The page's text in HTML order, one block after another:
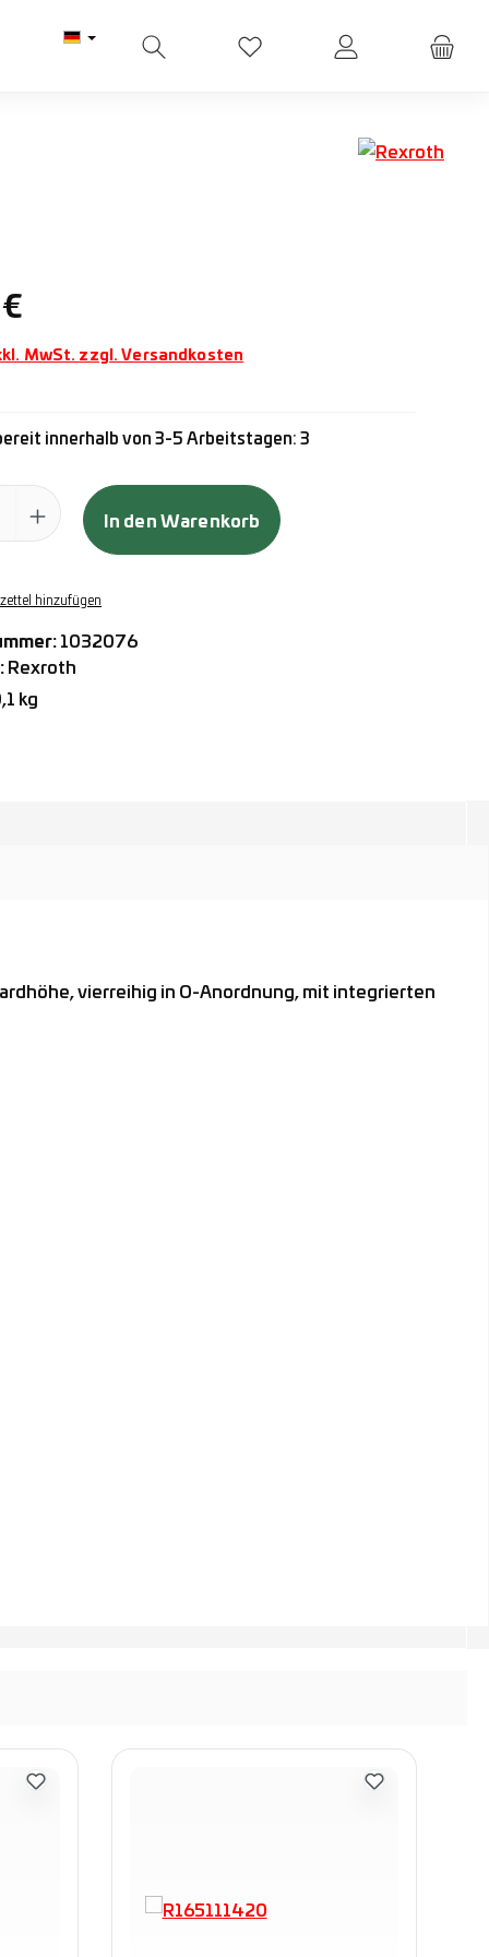
Du hast 0 Produkte auf dem
MwSt. zzgl. Versandkosten
innerhalb von 3-5 Arbeitstagen: 3
Gib den gewünschten Wert ein oder benutze die
In den Warenkorb
hinzufügen
1032076
Rexroth
kg
vierreihig in O-Anordnung, mit integrierten